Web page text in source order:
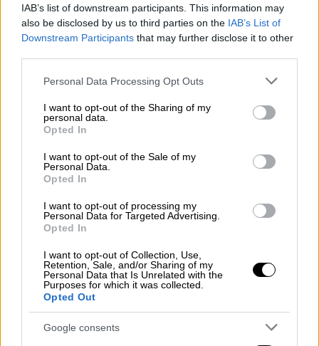
IAB’s list of downstream participants. This information may
also be disclosed by us to third parties on the IAB’s List of
Downstream Participants that may further disclose it to other
Please note that this website/app uses one or more Google
not limited to your visit or usage behaviour. You may click to
grant or deny consent to Google and its third-party tags to
use your data for below specified purposes in below Google
consent section.
Personal Data Processing Opt Outs
I want to opt-out of the Sharing of my
personal data.
Opted In
I want to opt-out of the Sale of my
Personal Data.
Opted In
I want to opt-out of processing my
Personal Data for Targeted Advertising.
Opted In
I want to opt-out of Collection, Use,
Retention, Sale, and/or Sharing of my
Personal Data that Is Unrelated with the
Purposes for which it was collected.
Opted Out
Google consents
Σινεμά |12.03.2026 14:28
Η Ζιλιέτ Μπινός στο 28ο Φεστιβάλ
Ντοκιμαντέρ Θεσσαλονίκης:
Μια από τις σημαντικότερες μορφές του
ευρωπαϊκού κινηματογράφου, η Ζιλιέτ
Μπινός, βρέθηκε στη Θεσσαλονίκη για να
παρουσιάσει το πρώτο της ντοκιμαντέρ «In-
I In Motion» και μίλησε για τη δημιουργία,
τον φόβο, τη διαίσθηση και την ανάγκη ενός
καλλιτέχνη να παραμένει αυθεντικός